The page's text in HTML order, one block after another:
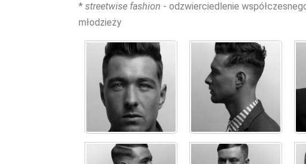
* streetwise fashion - odzwierciedlenie
młodzieży